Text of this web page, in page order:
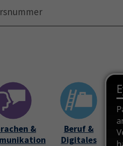
Programm Submenu for
&
Beruf &
Digitales